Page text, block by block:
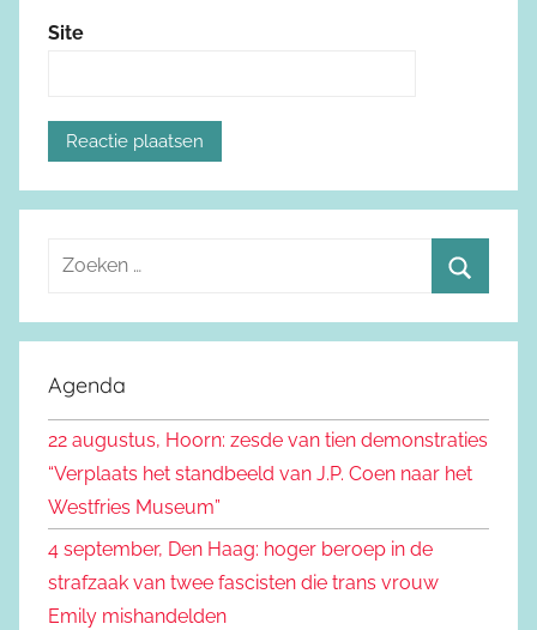
Site
e
e
n
r
:
o
e
n
Agenda
22 augustus, Hoorn: zesde van tien demonstraties
“Verplaats het standbeeld van J.P. Coen naar het
Westfries Museum”
4 september, Den Haag: hoger beroep in de
strafzaak van twee fascisten die trans vrouw
Emily mishandelden